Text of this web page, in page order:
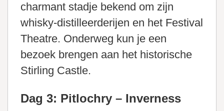
charmant stadje bekend om zijn
whisky-distilleerderijen en het Festival
Theatre. Onderweg kun je een
bezoek brengen aan het historische
Stirling Castle.
Dag 3: Pitlochry – Inverness